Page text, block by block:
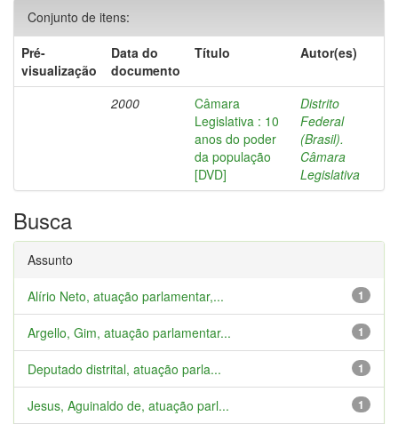
Conjunto de itens:
Pré-
visualização
Data do
documento
Título Autor(es)
2000
Câmara
Legislativa : 10
anos do poder
da população
[DVD]
Distrito
Federal
(Brasil).
Câmara
Legislativa
Busca
Assunto
1
Alírio Neto, atuação parlamentar,...
1
Argello, Gim, atuação parlamentar...
1
Deputado distrital, atuação parla...
1
Jesus, Aguinaldo de, atuação parl...